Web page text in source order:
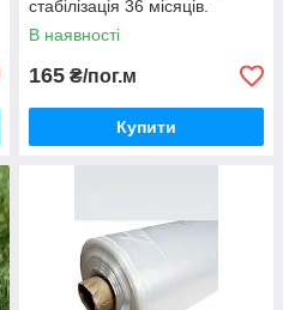
стабілізація 36 місяців.
В наявності
165 ₴/пог.м
Купити